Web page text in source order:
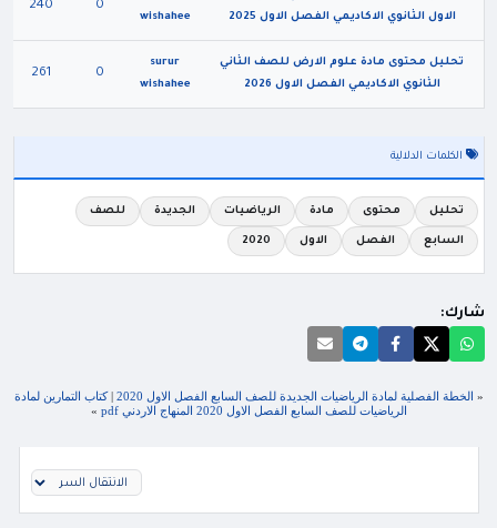
الاول الثانوي الاكاديمي الفصل الاول 2025
wishahee
0
240
تحليل محتوى مادة علوم الارض للصف الثاني
الثانوي الاكاديمي الفصل الاول 2026
surur
wishahee
0
261
الكلمات الدلالية
تحليل محتوى مادة الرياضيات الجديدة للصف
السابع الفصل الاول 2020
شارك:
« الخطة الفصلية لمادة الرياضيات الجديدة للصف السابع الفصل الاول 2020 |كتاب التمارين لمادة
الرياضيات للصف السابع الفصل الاول 2020 المنهاج الاردني pdf
»